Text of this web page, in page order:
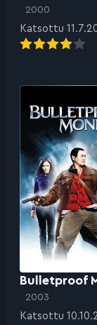
2000
Katsottu
Bulletproof
2003
Katsottu